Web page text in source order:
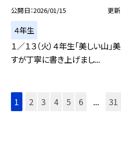
公開日 2026/01/15 更
４年生
１／１３（火）４年生「美しい山
すが丁寧に書き上げまし...
1 2 3 4 5 6 ... 31